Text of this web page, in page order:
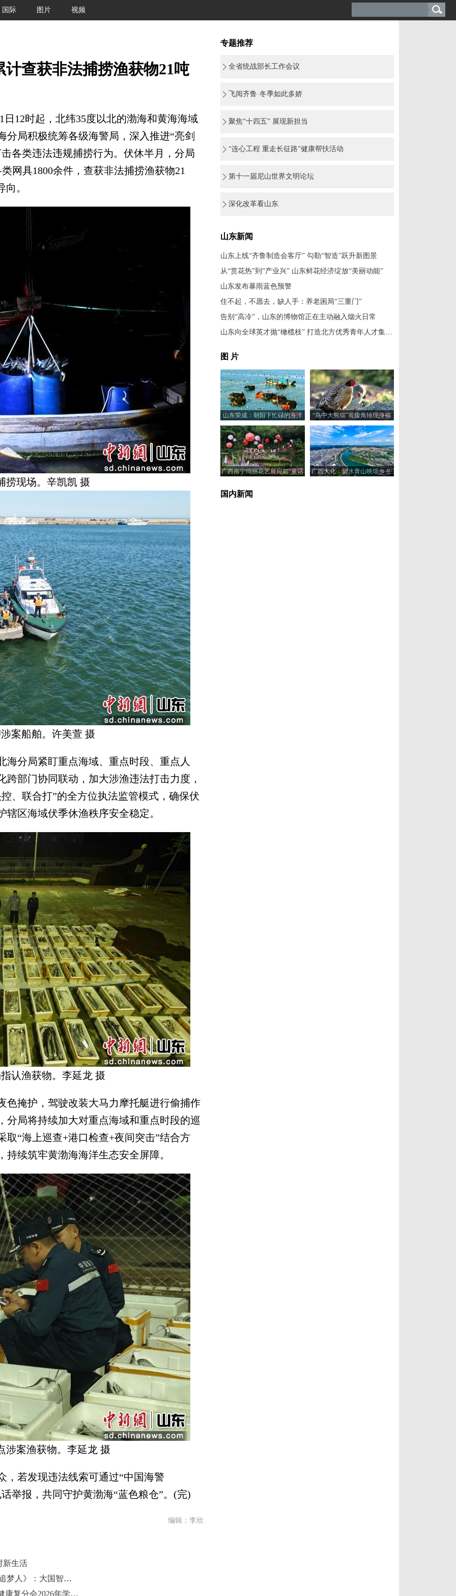
国际 图片 视频
查获非法捕捞渔获物21吨
时起，北纬35度以北的渤海和黄海海域
局积极统筹各级海警局，深入推进“亮剑
各类违法违规捕捞行为。伏休半月，分局
网具1800余件，查获非法捕捞渔获物21
。
捞现场。辛凯凯 摄
案船舶。许美萱 摄
局紧盯重点海域、重点时段、重点人
部门协同联动，加大涉渔违法打击力度，
、联合打”的全方位执法监管模式，确保伏
区海域伏季休渔秩序安全稳定。
认渔获物。李延龙 摄
掩护，驾驶改装大马力摩托艇进行偷捕作
分局将持续加大对重点海域和重点时段的巡
“海上巡查+港口检查+夜间突击”结合方
续筑牢黄渤海海洋生态安全屏障。
涉案渔获物。李延龙 摄
若发现违法线索可通过“中国海警
举报，共同守护黄渤海“蓝色粮仓”。(完)
编辑：李欣
新生活
荐书|首部权威实录张雪传记《勇敢追梦人》：大国智造的奋斗底色
山东省基层卫生协会第二届儿童保健康复分会2026年学术年会召开
专题推荐
全省统战部长工作会议
飞阅齐鲁·冬季如此多娇
聚焦“十四五” 展现新担当
“连心工程 重走长征路”健康帮扶活动
第十一届尼山世界文明论坛
深化改革看山东
山东新闻
山东上线“齐鲁制造会客厅” 勾勒“智造”跃升新图景
从“赏花热”到“产业兴” 山东鲜花经济绽放“美丽动能”
山东发布暴雨蓝色预警
住不起，不愿去，缺人手：养老困局“三重门”
告别“高冷”，山东的博物馆正在主动融入烟火日常
山东向全球英才抛“橄榄枝” 打造北方优秀青年人才集聚区
图 片
山东荣成：朝阳下忙碌的海洋
牧场
“鸟中大熊猫”黄腹角雉现身福
建建瓯
广西南宁绚丽花艺展宛如“童话
广西大化：碧水青山映瑶乡 生
国内新闻